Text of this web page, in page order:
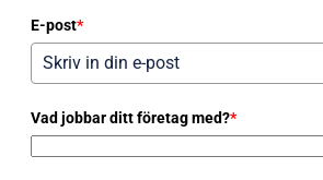
E-post*
Vad jobbar ditt företag med?*